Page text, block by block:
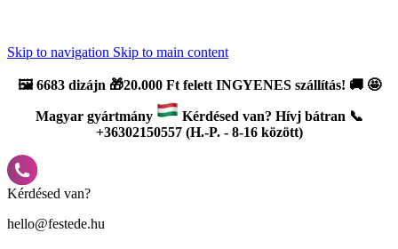
Skip to navigation Skip to main content
🖼️6683 dizájn 🎁20.000 Ft felett INGYENES szállítás! 🚚 🤩
Magyar gyártmány
Kérdésed van? Hívj bátran 📞
+36302150557 (H.-P. - 8-16 között)
Kérdésed van?
hello@festede.hu